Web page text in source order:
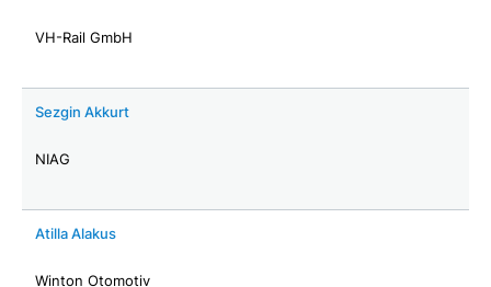
VH-Rail GmbH
Sezgin Akkurt
NIAG
Atilla Alakus
Winton Otomotiv